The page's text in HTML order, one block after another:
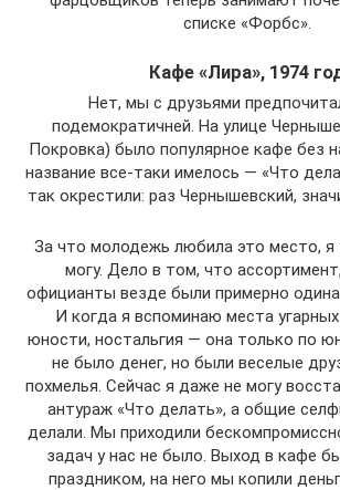
списке «Форбс».
Кафе «Лира», 1974
Нет, мы с друзьями
подемократичней. На улице
Покровка) было популярное кафе без
название все-таки имелось — «Что
так окрестили: раз Чернышевский,
За что молодежь любила это место, я
могу. Дело в том, что
официанты везде были примерно
И когда я вспоминаю места
юности, ностальгия — она только по
не было денег, но были веселые
похмелья. Сейчас я даже не могу
антураж «Что делать», а общие
делали. Мы приходили
задач у нас не было. Выход в кафе
праздником, на него мы копили